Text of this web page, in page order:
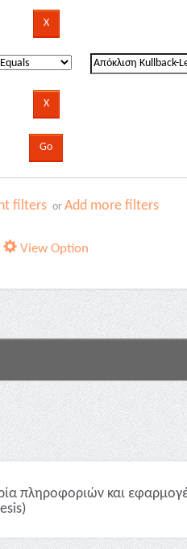
filters orAdd more filters
View Option
πληροφοριών και